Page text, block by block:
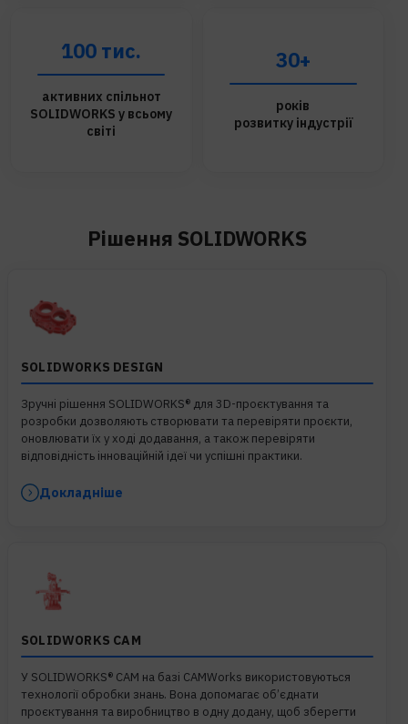
100 тис.
активних спільнот
SOLIDWORKS у всьому
світі
30+
років
розвитку індустрії
Рішення SOLIDWORKS
SOLIDWORKS DESIGN
Зручні рішення SOLIDWORKS® для 3D-проєктування та
розробки дозволяють створювати та перевіряти проєкти,
оновлювати їх у ході додавання, а також перевіряти
відповідність інноваційній ідеї чи успішні практики.
Докладніше
SOLIDWORKS CAM
У SOLIDWORKS® CAM на базі CAMWorks використовуються
технології обробки знань. Вона допомагає об’єднати
проєктування та виробництво в одну додану, щоб зберегти